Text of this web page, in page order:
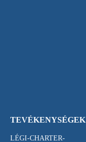
TEVÉKENYSÉGEK
LÉGI-CHARTER-